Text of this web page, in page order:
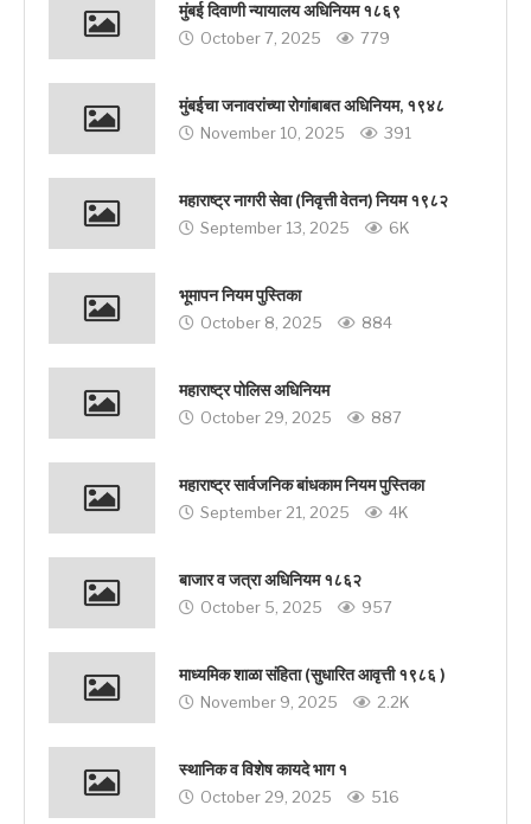
मुंबई दिवाणी न्यायालय अधिनियम १८६९
October 7, 2025 779
मुंबईचा जनावरांच्या रोगांबाबत अधिनियम, १९४८
November 10, 2025 391
महाराष्ट्र नागरी सेवा (निवृत्ती वेतन) नियम १९८२
September 13, 2025 6K
भूमापन नियम पुस्तिका
October 8, 2025 884
महाराष्ट्र पोलिस अधिनियम
October 29, 2025 887
महाराष्ट्र सार्वजनिक बांधकाम नियम पुस्तिका
September 21, 2025 4K
बाजार व जत्रा अधिनियम १८६२
October 5, 2025 957
माध्यमिक शाळा संहिता (सुधारित आवृत्ती १९८६ )
November 9, 2025 2.2K
स्थानिक व विशेष कायदे भाग १
October 29, 2025 516